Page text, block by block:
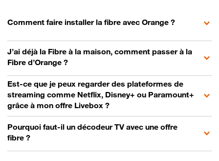
Comment faire installer la fibre avec Orange ?
J’ai déjà la Fibre à la maison, comment passer à la
Fibre d’Orange ?
Est-ce que je peux regarder des plateformes de
streaming comme Netflix, Disney+ ou Paramount+
grâce à mon offre Livebox ?
Pourquoi faut-il un décodeur TV avec une offre
fibre ?